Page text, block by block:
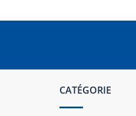
CATÉGORIE